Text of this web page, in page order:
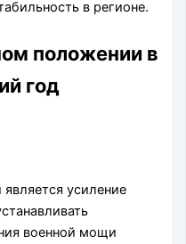
в регионе.
положении в
год
усиление
военной мощи